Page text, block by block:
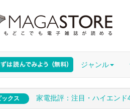
ジャンル
クス 家電批評：注目・ハイエンド